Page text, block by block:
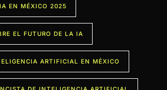
EN MÉXICO 2025
EL FUTURO DE LA IA
ARTIFICIAL EN MÉXICO